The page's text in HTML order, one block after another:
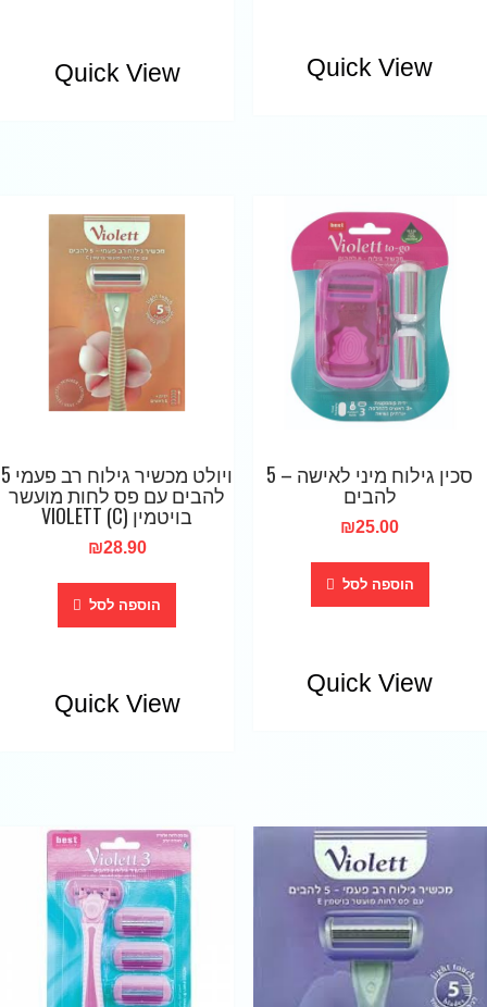
Quick View
Quick View
סכין גילוח מיני לאישה – 5
להבים
₪25.00
הוספה לסל
Quick View
ויולט מכשיר גילוח רב פעמי 5
להבים עם פס לחות מועשר
בויטמין (C) VIOLETT
₪28.90
הוספה לסל
Quick View